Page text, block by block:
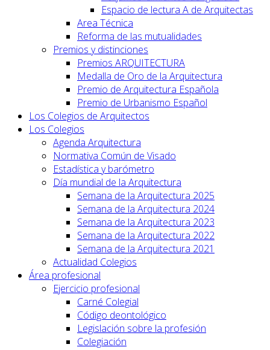
Espacio de lectura A de Arquitectas
Area Técnica
Reforma de las mutualidades
Premios y distinciones
Premios ARQUITECTURA
Medalla de Oro de la Arquitectura
Premio de Arquitectura Española
Premio de Urbanismo Español
Los Colegios de Arquitectos
Los Colegios
Agenda Arquitectura
Normativa Común de Visado
Estadística y barómetro
Día mundial de la Arquitectura
Semana de la Arquitectura 2025
Semana de la Arquitectura 2024
Semana de la Arquitectura 2023
Semana de la Arquitectura 2022
Semana de la Arquitectura 2021
Actualidad Colegios
Área profesional
Ejercicio profesional
Carné Colegial
Código deontológico
Legislación sobre la profesión
Colegiación